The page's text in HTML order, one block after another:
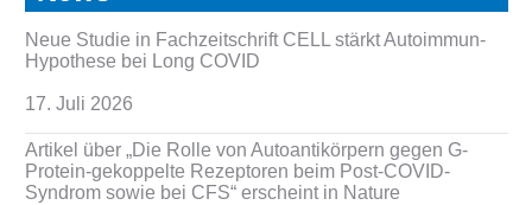
Neue Studie in Fachzeitschrift CELL stärkt Autoimmun-
Hypothese bei Long COVID
17. Juli 2026
Artikel über „Die Rolle von Autoantikörpern gegen G-
Protein-gekoppelte Rezeptoren beim Post-COVID-
Syndrom sowie bei CFS“ erscheint in Nature